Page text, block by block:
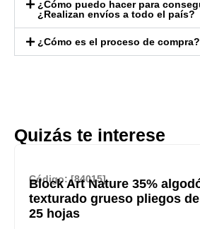
¿Cómo puedo hacer para
¿Realizan envíos a todo el país?
¿Cómo es el proceso de compra?
Quizás te interese
Código: [84015]
Block Art Nature 35%
texturado grueso pliegos
25 hojas